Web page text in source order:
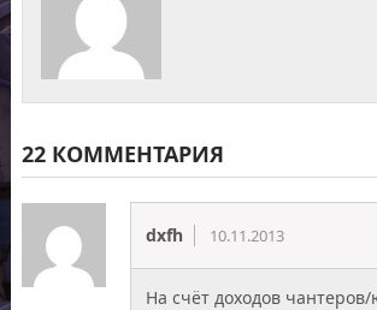
22 КОММЕНТАРИЯ
dxfh 10.11.2013
На счёт доходов